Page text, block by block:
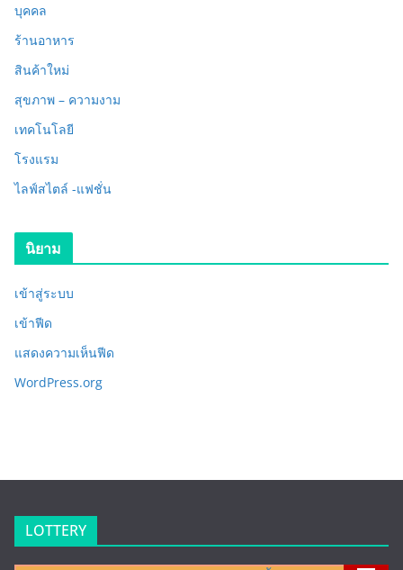
บุคคล
ร้านอาหาร
สินค้าใหม่
สุขภาพ – ความงาม
เทคโนโลยี
โรงแรม
ไลฟ์สไตล์ -แฟชั่น
นิยาม
เข้าสู่ระบบ
เข้าฟีด
แสดงความเห็นฟีด
WordPress.org
LOTTERY